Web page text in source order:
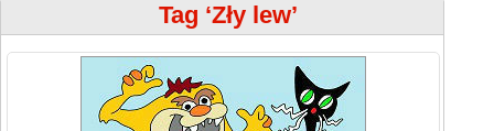
Tag ‘Zły lew’